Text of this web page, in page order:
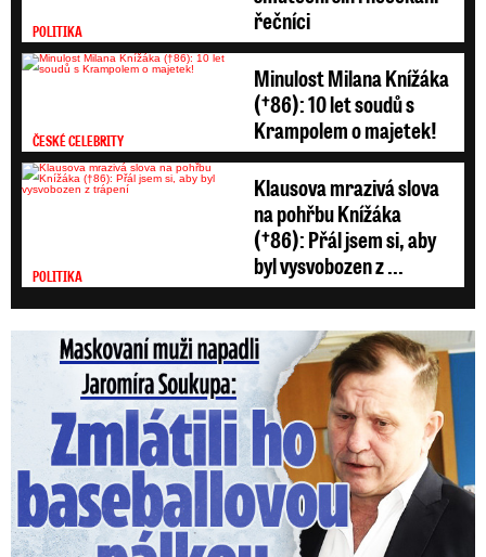
POLITIKA
řečníci
ČESKÉ CELEBRITY
Minulost Milana Knížáka
(†86): 10 let soudů s
Krampolem o majetek!
POLITIKA
Klausova mrazivá slova
na pohřbu Knížáka
(†86): Přál jsem si, aby
byl vysvobozen z ...
Maskovaní muži napadli Jaromíra Soukupa: Krvavá nakládačka